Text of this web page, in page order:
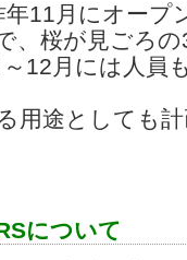
年11月にオープ
、桜が見ごろ
12月には人員
用途としても
について